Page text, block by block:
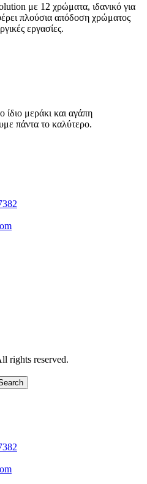
με 12 χρώματα, ιδανικό για
πλούσια απόδοση χρώματος
εργασίες.
μεράκι και αγάπη
πάντα το καλύτερο.
rights reserved.